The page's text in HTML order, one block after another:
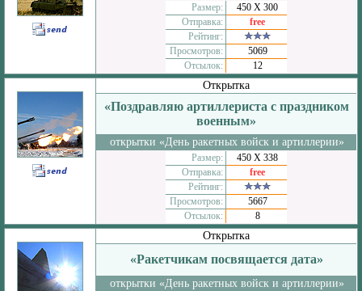
Размер:
450 Х 300
Отправка:
free
Рейтинг:
Просмотров:
5069
Отсылок:
12
Открытка
«Поздравляю артиллериста с праздником
военным»
открытки «День ракетных войск и артиллерии»
Размер:
450 Х 338
Отправка:
free
Рейтинг:
Просмотров:
5667
Отсылок:
8
Открытка
«Ракетчикам посвящается дата»
открытки «День ракетных войск и артиллерии»